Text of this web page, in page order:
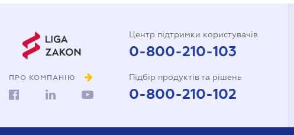
ПРО КОМПАНІЮ
Центр підтримки користувачів
0-800-210-103
Підбір продуктів та рішень
0-800-210-102